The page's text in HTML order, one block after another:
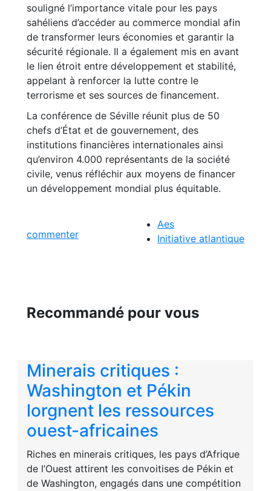
souligné l’importance vitale pour les pays
sahéliens d’accéder au commerce mondial afin
de transformer leurs économies et garantir la
sécurité régionale. Il a également mis en avant
le lien étroit entre développement et stabilité,
appelant à renforcer la lutte contre le
terrorisme et ses sources de financement.
La conférence de Séville réunit plus de 50
chefs d’État et de gouvernement, des
institutions financières internationales ainsi
qu’environ 4.000 représentants de la société
civile, venus réfléchir aux moyens de financer
un développement mondial plus équitable.
commenter
Aes
Initiative atlantique
Recommandé pour vous
Minerais critiques :
Washington et Pékin
lorgnent les ressources
ouest-africaines
Riches en minerais critiques, les pays d’Afrique
de l’Ouest attirent les convoitises de Pékin et
de Washington, engagés dans une compétition